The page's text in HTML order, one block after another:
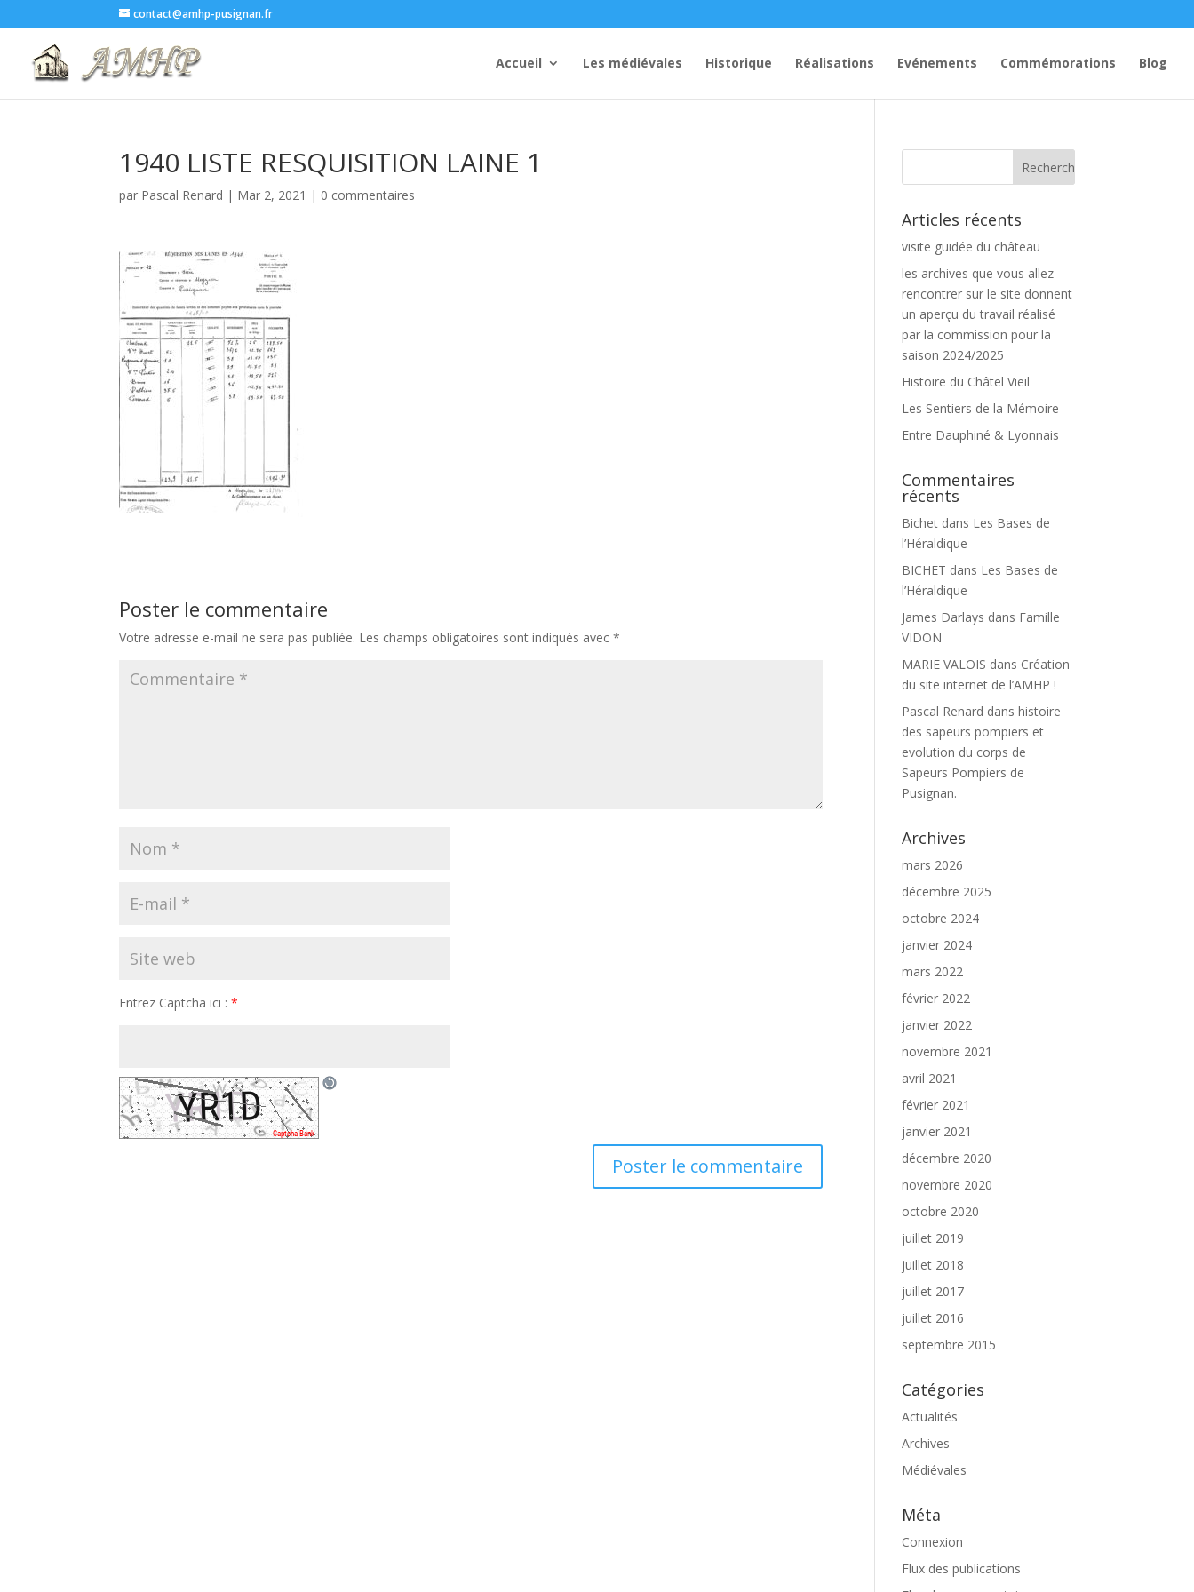
contact@amhp-pusignan.fr
Accueil Les médiévales Historique Réalisations Evénements Commémorations Blog
1940 LISTE RESQUISITION LAINE 1
par Pascal Renard | Mar 2, 2021 | 0 commentaires
Poster le commentaire
Votre adresse e-mail ne sera pas publiée. Les champs obligatoires sont indiqués avec*
Entrez Captcha ici :*
Articles récents
visite guidée du château
les archives que vous allez
rencontrer sur le site donnent
un aperçu du travail réalisé
par la commission pour la
saison 2024/2025
Histoire du Châtel Vieil
Les Sentiers de la Mémoire
Entre Dauphiné & Lyonnais
Commentaires
récents
Bichet dans Les Bases de
l’Héraldique
BICHET dans Les Bases de
l’Héraldique
James Darlays dans Famille
VIDON
MARIE VALOIS dans Création
du site internet de l’AMHP !
Pascal Renard danshistoire
des sapeurs pompiers et
evolution du corps de
Sapeurs Pompiers de
Pusignan.
Archives
mars 2026
décembre 2025
octobre 2024
janvier 2024
mars 2022
février 2022
janvier 2022
novembre 2021
avril 2021
février 2021
janvier 2021
décembre 2020
novembre 2020
octobre 2020
juillet 2019
juillet 2018
juillet 2017
juillet 2016
septembre 2015
Catégories
Actualités
Archives
Médiévales
Méta
Connexion
Flux des publications